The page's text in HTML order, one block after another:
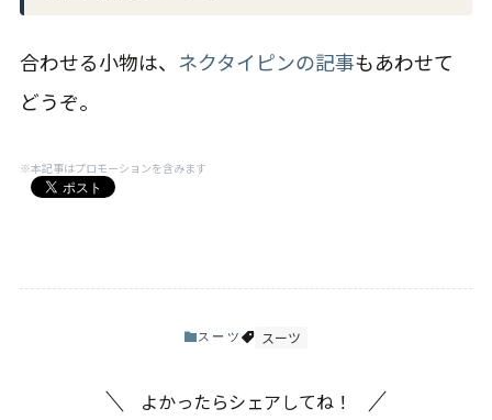
合わせる小物は、 ネクタイピンの記事もあわせて
どうぞ。
※本記事はプロモーションを含みます
スーツ スーツ
よかったらシェアしてね！